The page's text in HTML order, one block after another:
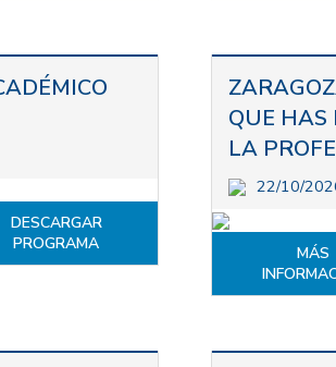
DESCARGAR
PROGRAMA
QUE HAS
LA
22/10/
MÁS